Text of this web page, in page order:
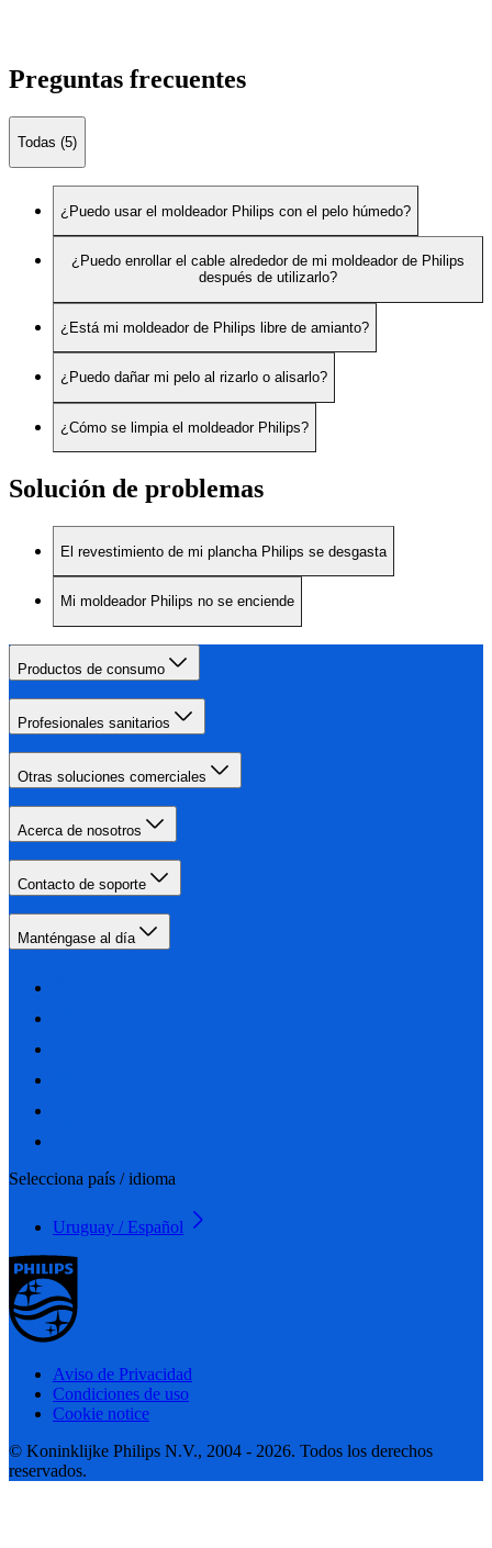
Preguntas frecuentes
Todas (5)
¿Puedo usar el moldeador Philips con el pelo húmedo?
¿Puedo enrollar el cable alrededor de mi moldeador de Philips
después de utilizarlo?
¿Está mi moldeador de Philips libre de amianto?
¿Puedo dañar mi pelo al rizarlo o alisarlo?
¿Cómo se limpia el moldeador Philips?
Solución de problemas
El revestimiento de mi plancha Philips se desgasta
Mi moldeador Philips no se enciende
Productos de consumo
Profesionales sanitarios
Otras soluciones comerciales
Acerca de nosotros
Contacto de soporte
Manténgase al día
Selecciona país / idioma
Uruguay / Español
Aviso de Privacidad
Condiciones de uso
Cookie notice
© Koninklijke Philips N.V., 2004 - 2026. Todos los derechos
reservados.